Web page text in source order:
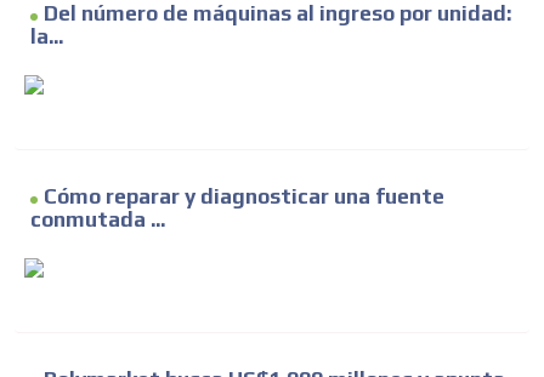
Del número de máquinas al ingreso por unidad:
la...
Cómo reparar y diagnosticar una fuente
conmutada ...